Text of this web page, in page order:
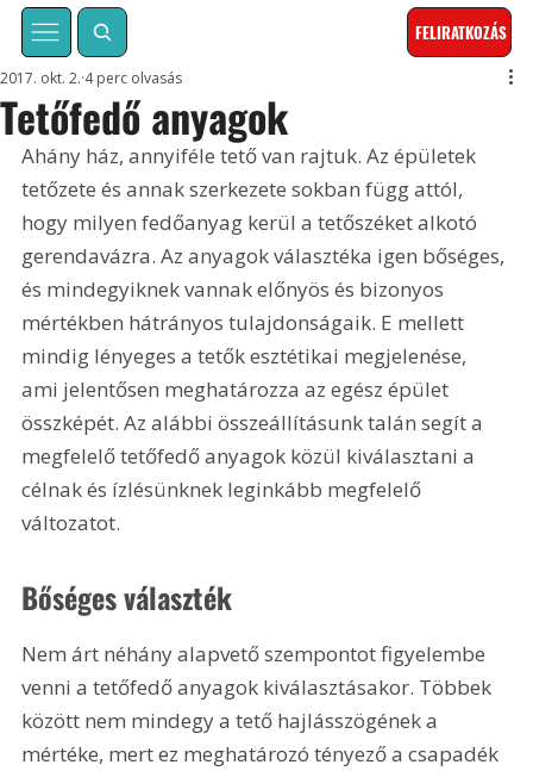
FELIRATKOZÁS
Tetőfedő anyagok
2017. okt. 2. 4 perc olvasás
Ahány ház, annyiféle tető van rajtuk. Az épületek
tetőzete és annak szerkezete sokban függ attól,
hogy milyen fedőanyag kerül a tetőszéket alkotó
gerendavázra. Az anyagok választéka igen bőséges,
és mindegyiknek vannak előnyös és bizonyos
mértékben hátrányos tulajdonságaik. E mellett
mindig lényeges a tetők esztétikai megjelenése,
ami jelentősen meghatározza az egész épület
összképét. Az alábbi összeállításunk talán segít a
megfelelő tetőfedő anyagok közül kiválasztani a
célnak és ízlésünknek leginkább megfelelő
változatot.
Bőséges választék
Nem árt néhány alapvető szempontot figyelembe
venni a tetőfedő anyagok kiválasztásakor. Többek
között nem mindegy a tető hajlásszögének a
mértéke, mert ez meghatározó tényező a csapadék